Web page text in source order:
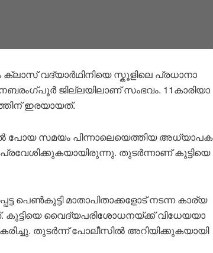
വ​ദ്യാ​ർ​ഥി​നി​യെ സ്കൂ​ളി​ലെ പ്ര​ധാ​നാ​
ജി​ല്ല​യി​ലാ​ണ് സം​ഭ​വം. 11കാ​രി​യാ​
ഇ​ര​യാ​യ​ത്.
പോ​യ സ​മ​യം പി​ന്നാ​ലെ​യെ​ത്തി​യ അ​ധ്യാ​പ​ക​
തു​ട​ർ​ന്നാ​ണ് കു​ട്ടി​യെ
പെ​ൺ​കു​ട്ടി മാ​താ​പി​താ​ക്ക​ളോ​ട് ന​ട​ന്ന കാ​ര്യ​
വൈ​ദ്യ​പ​രി​ശോ​ധ​ന​യ്ക്ക് വി​ധേ​യ​യാ​
തു​ട​ർ​ന്ന് പോ​ലീ​സി​ൽ അ​റി​യി​ക്കു​ക​യാ​യി​